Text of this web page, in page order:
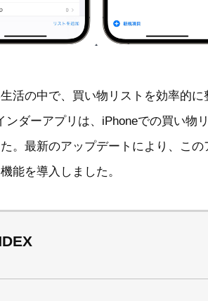
活の中で、買い物リストを効率的に
ンダーアプリは、iPhoneでの買い物
。最新のアップデートにより、こ
能を導入しました。